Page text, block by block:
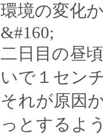
環境の変化
&#160;
二日目の昼
いで１セン
それが原因
っとするよ